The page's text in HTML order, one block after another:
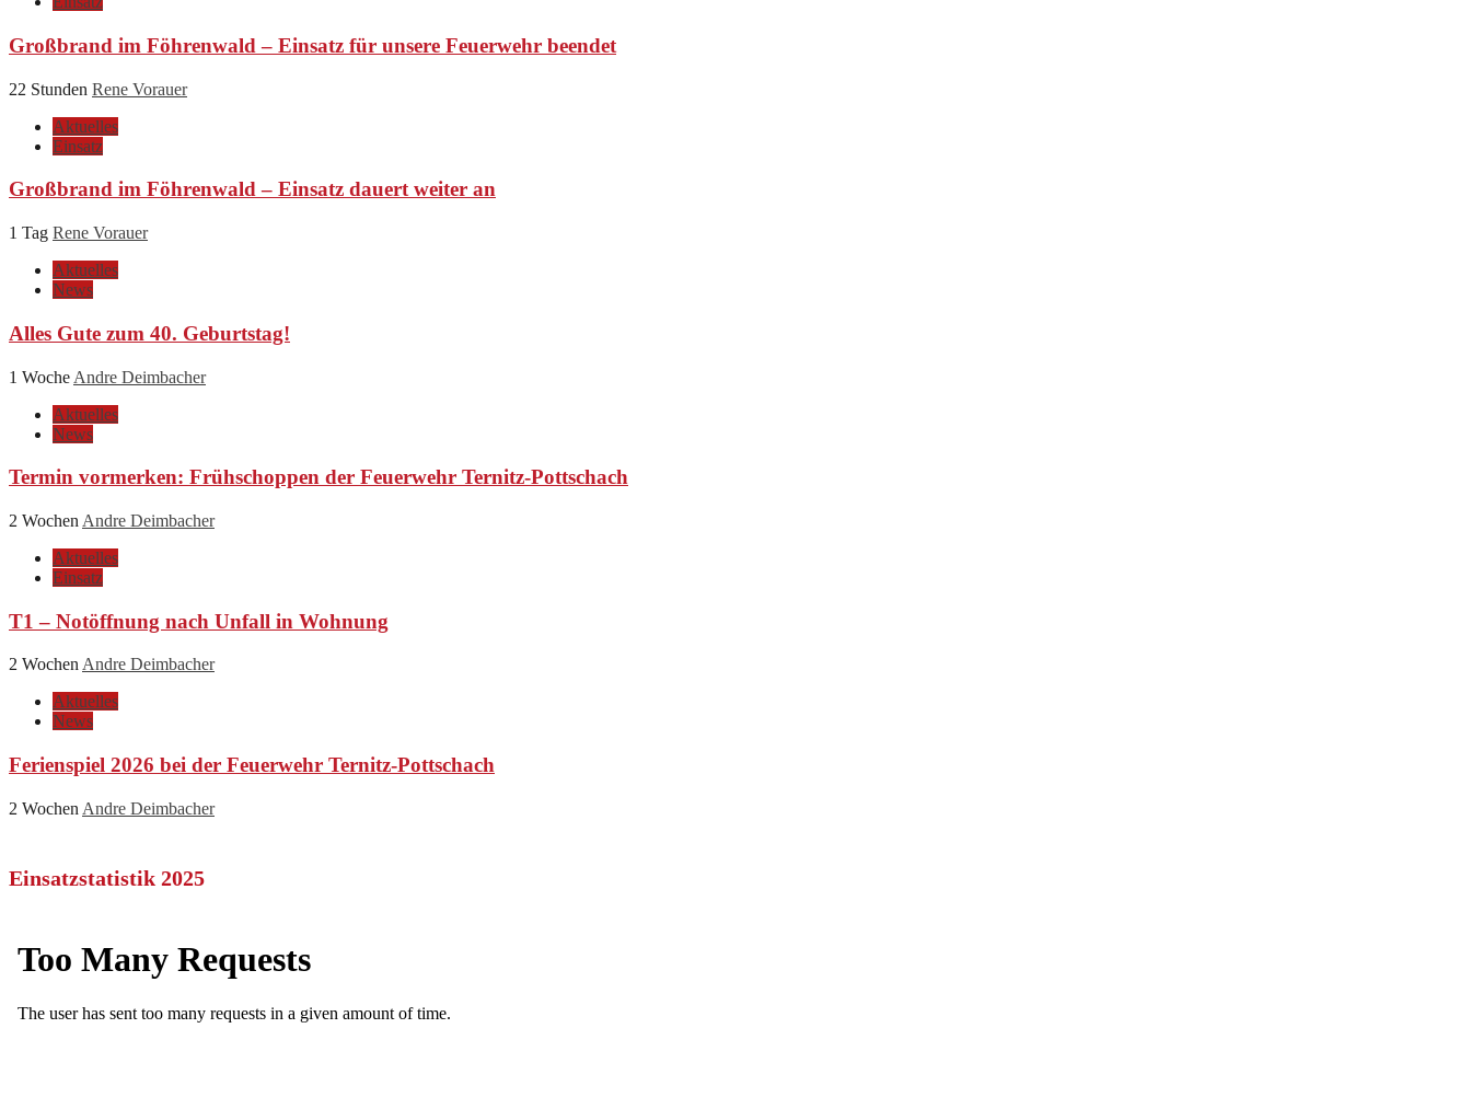
Großbrand im Föhrenwald – Einsatz für unsere Feuerwehr beendet
22 Stunden Rene Vorauer
Aktuelles
Einsatz
Großbrand im Föhrenwald – Einsatz dauert weiter an
1 Tag Rene Vorauer
Aktuelles
News
Alles Gute zum 40. Geburtstag!
1 Woche Andre Deimbacher
Aktuelles
News
Termin vormerken: Frühschoppen der Feuerwehr Ternitz-Pottschach
2 Wochen Andre Deimbacher
Aktuelles
Einsatz
T1 – Notöffnung nach Unfall in Wohnung
2 WochenAndre Deimbacher
Aktuelles
News
Ferienspiel 2026 bei der Feuerwehr Ternitz-Pottschach
2 Wochen Andre Deimbacher
Einsatzstatistik 2025